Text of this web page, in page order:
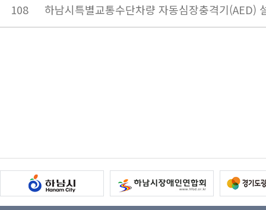
108 하남시특별교통수단차량 자동심장충격기(AED)